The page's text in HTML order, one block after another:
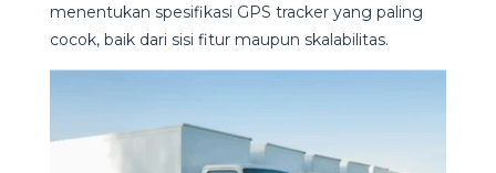
menentukan spesifikasi GPS tracker yang paling
cocok, baik dari sisi fitur maupun skalabilitas.